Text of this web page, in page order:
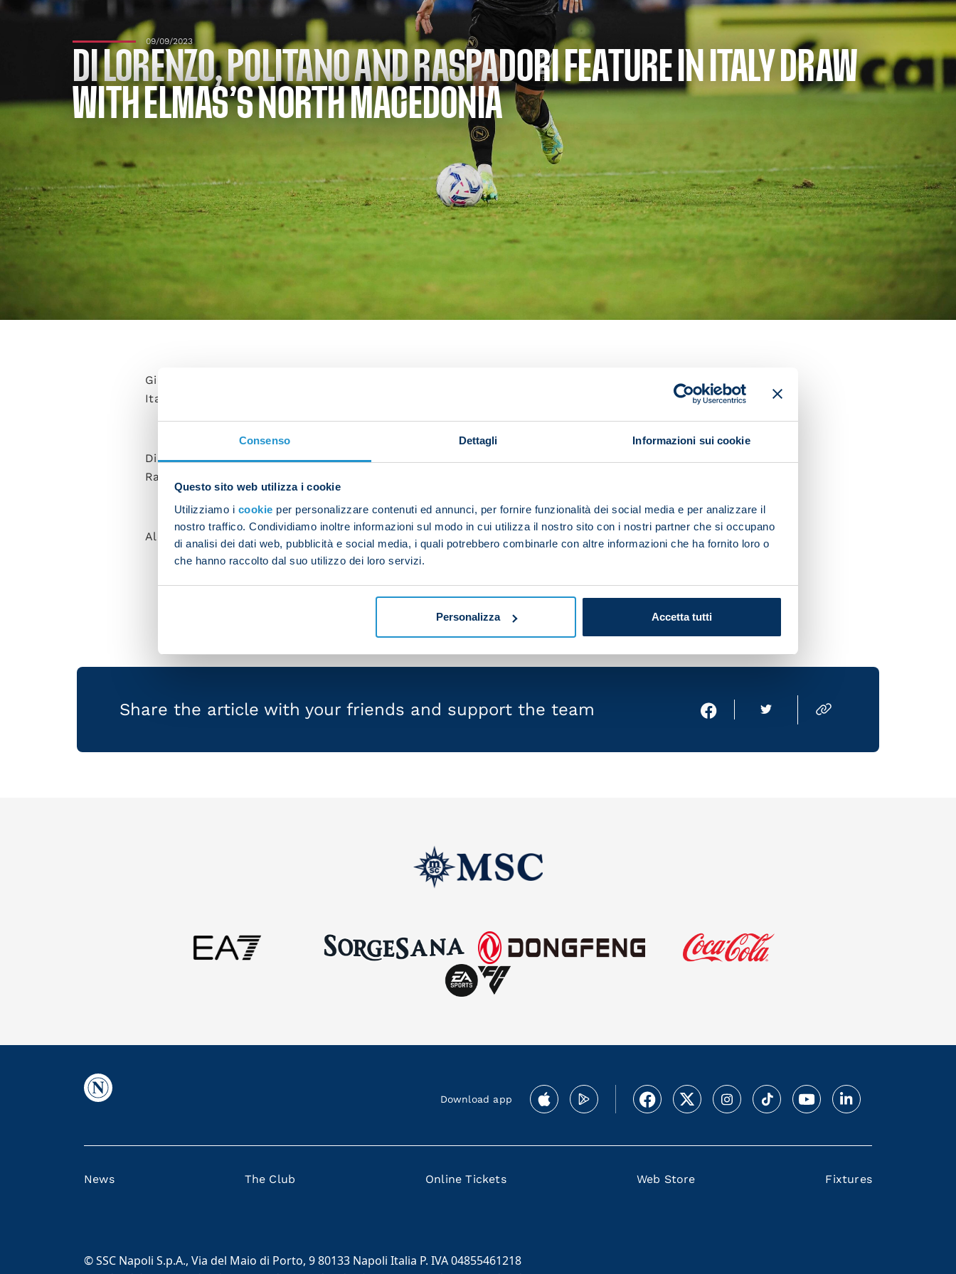
Consenso Dettagli Informazioni sui cookie
Questo sito web utilizza i cookie
Utilizziamo i cookie per personalizzare contenuti ed annunci, per fornire funzionalità dei social media e per analizzare il
nostro traffico. Condividiamo inoltre informazioni sul modo in cui utilizza il nostro sito con i nostri partner che si occupano
di analisi dei dati web, pubblicità e social media, i quali potrebbero combinarle con altre informazioni che ha fornito loro o
che hanno raccolto dal suo utilizzo dei loro servizi.
Personalizza Accetta tutti
09/09/2023
DI LORENZO, POLITANO AND RASPADORI FEATURE IN ITALY DRAW
WITH ELMAS’S NORTH MACEDONIA
Giovanni Di Lorenzo, Matteo Politano and Jack Raspadori all took to the pitch in Luciano Spalletti’s first game as
Italy coach, which ended in a 1-1 stalemate with North Macedonia in Skopje on Saturday.
Di Lorenzo played the full 90 minutes of the Euro 2024 qualifier, Politano was involved in the first half and
Raspadori came on in the closing stages.
Alex Meret was on the bench, while Elif Elmas played the whole game for the hosts.
Share the article with your friends and support the team
Download app
News The Club Online Tickets Web Store Fixtures
© SSC Napoli S.p.A., Via del Maio di Porto, 9 80133 Napoli Italia P. IVA 04855461218